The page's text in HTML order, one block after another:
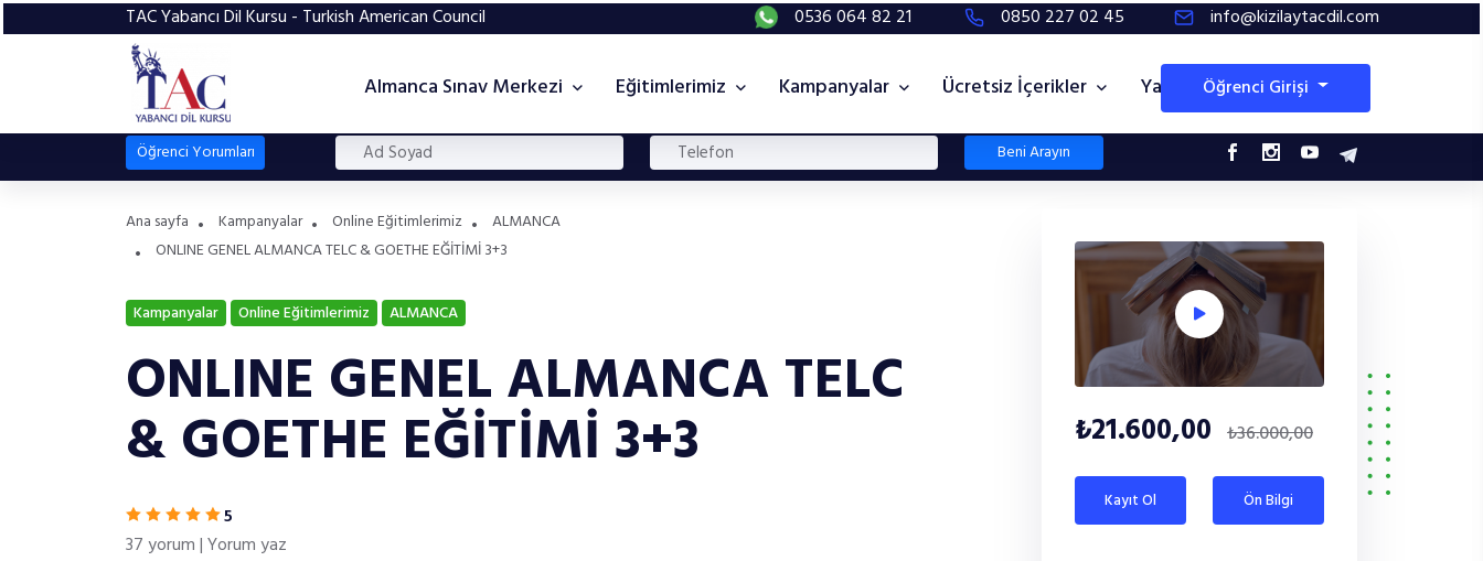
TAC Yabancı Dil Kursu - Turkish American Council 0536 064 82 21 0850 227 02 45 info@kizilaytacdil.com
Almanca Sınav Merkezi Eğitimlerimiz Kampanyalar Ücretsiz İçerikler YayınlarımızÖğrenci Girişi
Öğrenci Yorumları Beni Arayın
Ana sayfa Kampanyalar Online Eğitimlerimiz
ALMANCA
ONLINE GENEL ALMANCA TELC & GOETHE EĞİTİMİ 3+3
Kampanyalar Online Eğitimlerimiz ALMANCA
ONLINE GENEL ALMANCA TELC
& GOETHE EĞİTİMİ 3+3
5
37 yorum|Yorum yaz
₺21.600,00 ₺36.000,00
Kayıt Ol Ön Bilgi